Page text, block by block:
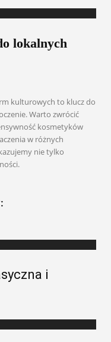
lokalnych
kulturowych to klucz do
Warto zwrócić
kosmetyków
w różnych
nie tylko
i